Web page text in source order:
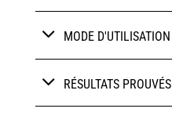
MODE D'UTILISATION
RÉSULTATS PROUVÉS